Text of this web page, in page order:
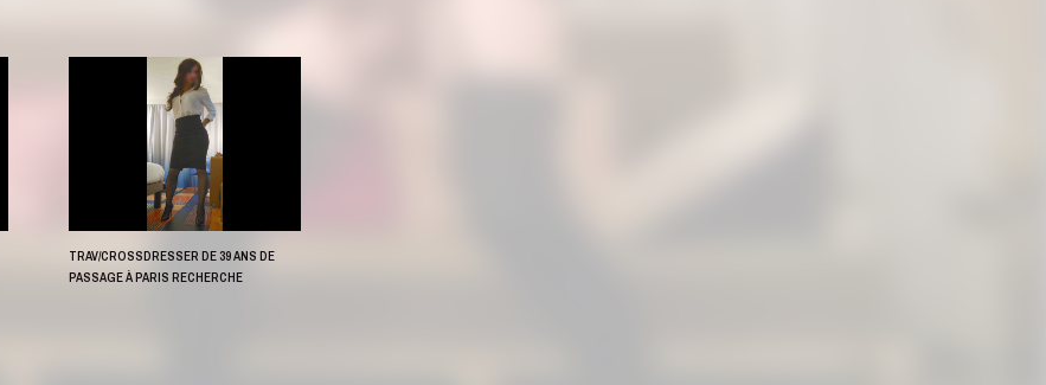
3
TRAV/CROSSDRESSER DE 39 ANS DE
PASSAGE À PARIS RECHERCHE